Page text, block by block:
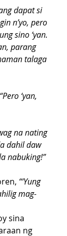
dapat si
n’yo, pero
sino ‘yan.
parang
talaga
“Pero ‘yan,
na nating
dahil daw
nabuking!”
“‘Yung
mag-
sina
ng